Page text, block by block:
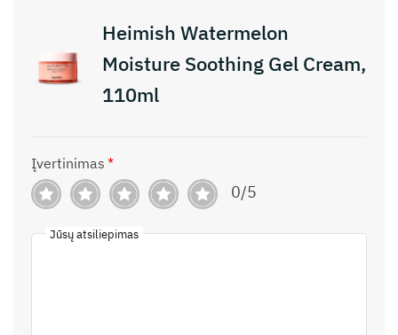
Heimish Watermelon
Moisture Soothing Gel Cream,
110ml
Įvertinimas *
0/5
Jūsų atsiliepimas